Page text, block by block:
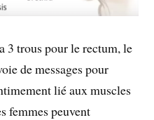
3 trous pour le rectum, le
de messages pour
lié aux muscles
femmes peuvent